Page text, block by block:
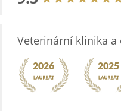
Veterinární klinika a